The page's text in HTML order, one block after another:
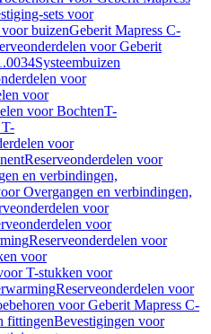
sets voor
buizenGeberit Mapress C-
voor Geberit
Systeembuizen
voor
voor
voor BochtenT-
voor
Reserveonderdelen voor
en verbindingen,
Overgangen en verbindingen,
voor
voor
Reserveonderdelen voor
voor
T-stukken voor
Reserveonderdelen voor
voor Geberit Mapress C-
fittingenBevestigingen voor